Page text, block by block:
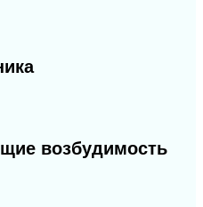
возбудимость